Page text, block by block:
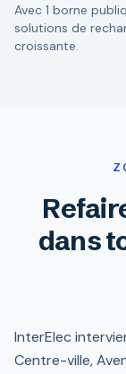
Avec 1 borne
solutions de
croissante.
dans
InterElec
Centre-ville,